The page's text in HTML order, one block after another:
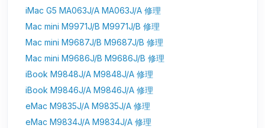
iMac G5 MA063J/A MA063J/A 修理
Mac mini M9971J/B M9971J/B 修理
Mac mini M9687J/B M9687J/B 修理
Mac mini M9686J/B M9686J/B 修理
iBook M9848J/A M9848J/A 修理
iBook M9846J/A M9846J/A 修理
eMac M9835J/A M9835J/A 修理
eMac M9834J/A M9834J/A 修理